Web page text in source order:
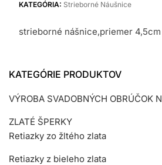
KATEGÓRIA: Strieborné Náušnice
strieborné nášnice,priemer
KATEGÓRIE PRODUKTOV
VÝROBA SVADOBNÝCH OBRÚČOK
ZLATÉ ŠPERKY
Retiazky zo žltého zlata
Retiazky z bieleho zlata